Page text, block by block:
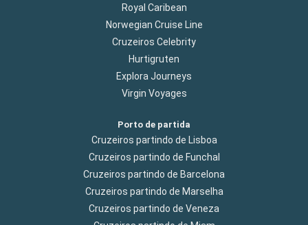
Royal Caribean
Norwegian Cruise Line
Cruzeiros Celebrity
Hurtigruten
Explora Journeys
Virgin Voyages
Porto de partida
Cruzeiros partindo de Lisboa
Cruzeiros partindo de Funchal
Cruzeiros partindo de Barcelona
Cruzeiros partindo de Marselha
Cruzeiros partindo de Veneza